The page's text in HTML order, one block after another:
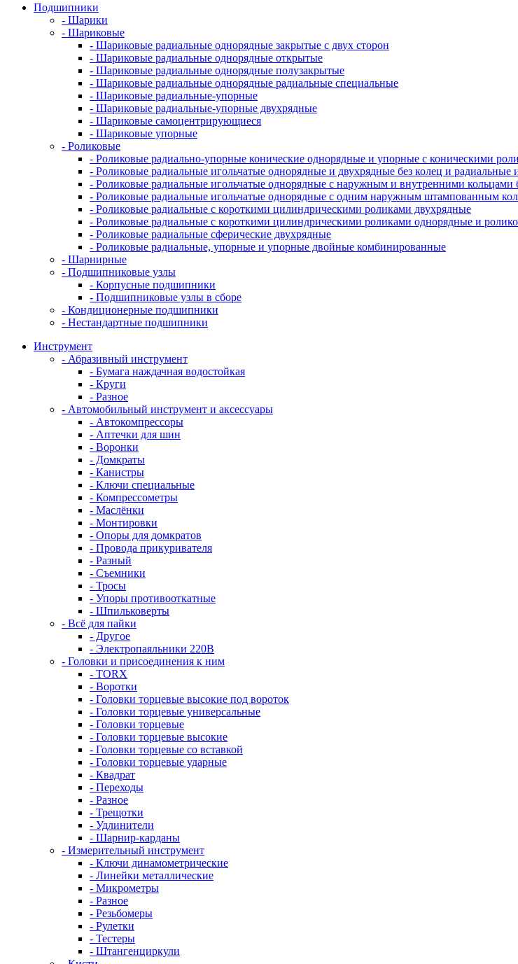
Подшипники
- Шарики
- Шариковые
- Шариковые радиальные однорядные закрытые с двух сторон
- Шариковые радиальные однорядные открытые
- Шариковые радиальные однорядные полузакрытые
- Шариковые радиальные однорядные радиальные специальные
- Шариковые радиальные-упорные
- Шариковые радиальные-упорные двухрядные
- Шариковые самоцентрирующиеся
- Шариковые упорные
- Роликовые
- Роликовые радиально-упорные конические однорядные и упорные с коническими
- Роликовые радиальные игольчатые однорядные и двухрядные без колец и радиальные
- Роликовые радиальные игольчатые однорядные с наружным и внутренними кольцами
- Роликовые радиальные игольчатые однорядные с одним наружным штампованным
- Роликовые радиальные с короткими цилиндрическими роликами двухрядные
- Роликовые радиальные с короткими цилиндрическими роликами однорядные и
- Роликовые радиальные сферические двухрядные
- Роликовые радиальные, упорные и упорные двойные комбинированные
- Шарнирные
- Подшипниковые узлы
- Корпусные подшипники
- Подшипниковые узлы в сборе
- Кондиционерные подшипники
- Нестандартные подшипники
Инструмент
- Абразивный инструмент
- Бумага наждачная водостойкая
- Круги
- Разное
- Автомобильный инструмент и аксессуары
- Автокомпрессоры
- Аптечки для шин
- Воронки
- Домкраты
- Канистры
- Ключи специальные
- Компрессометры
- Маслёнки
- Монтировки
- Опоры для домкратов
- Провода прикуривателя
- Разный
- Съемники
- Тросы
- Упоры противооткатные
- Шпильковерты
- Всё для пайки
- Другое
- Электропаяльники 220В
- Головки и присоединения к ним
- TORX
- Воротки
- Головки торцевые высокие под вороток
- Головки торцевые универсальные
- Головки торцевые
- Головки торцевые высокие
- Головки торцевые со вставкой
- Головки торцевые ударные
- Квадрат
- Переходы
- Разное
- Трещотки
- Удлинители
- Шарнир-карданы
- Измерительный инструмент
- Ключи динамометрические
- Линейки металлические
- Микрометры
- Разное
- Резьбомеры
- Рулетки
- Тестеры
- Штангенциркули